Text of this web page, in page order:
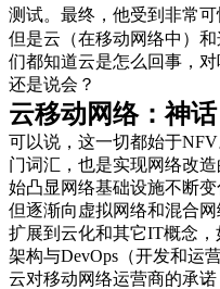
测试。最终，他受到非常
但是云（在移动网络中）
们都知道云是怎么回事，
还是说会？
云移动网络：神话
可以说，这一切都始于
门词汇，也是实现网络改
始凸显网络基础设施不断
但逐渐向虚拟网络和混合
扩展到云化和其它IT概念
架构与DevOps（开发和运营
云对移动网络运营商的承